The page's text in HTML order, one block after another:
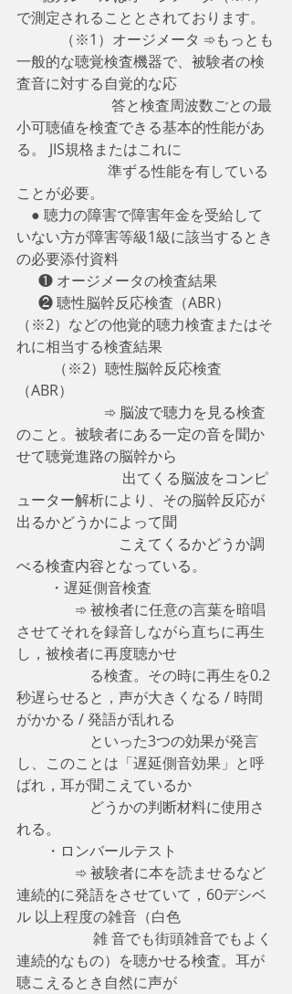
で測定されることとされております。
（※1）オージメータ ➾もっとも
一般的な聴覚検査機器で、被験者の検
査音に対する自覚的な応
答と検査周波数ごとの最
小可聴値を検査できる基本的性能があ
る。 JIS規格またはこれに
ことが必要。
● 聴力の障害で障害年金を受給して
いない方が障害等級1級に該当するとき
の必要添付資料
❶ オージメータの検査結果
❷ 聴性脳幹反応検査（ABR）
（※2）などの他覚的聴力検査またはそ
れに相当する検査結果
（※2）聴性脳幹反応検査
（ABR）
➾ 脳波で聴力を見る検査
のこと。被験者にある一定の音を聞か
せて聴覚進路の脳幹から
出てくる脳波をコンピ
ューター解析により、その脳幹反応が
出るかどうかによって聞
べる検査内容となっている。
・遅延側音検査
➾ 被検者に任意の言葉を暗唱
させてそれを録音しながら直ちに再生
し，被検者に再度聴かせ
秒遅らせると，声が大きくなる / 時間
がかかる / 発語が乱れる
し、このことは「遅延側音効果」と呼
ばれ，耳が聞こえているか
れる。
・ロンバールテスト
➾ 被験者に本を読ませるなど
連続的に発語をさせていて，60デシベ
ル 以上程度の雑音（白色
雑 音でも街頭雑音でもよく
連続的なもの）を聴かせる検査。耳が
聴こえるとき自然に声が